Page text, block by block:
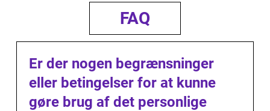
FAQ
Er der nogen begrænsninger
eller betingelser for at kunne
gøre brug af det personlige